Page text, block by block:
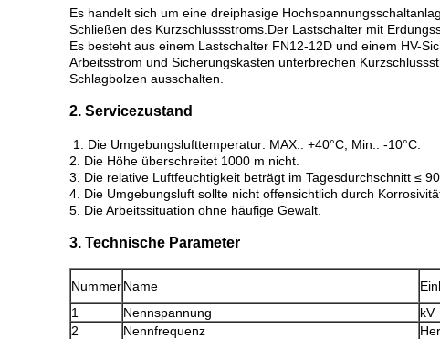
Es handelt sich um eine dreiphasige
Schließen des Kurzschlussstroms.Der Lastschalter mit
Es besteht aus einem Lastschalter FN12-12D und einem HV-
Arbeitsstrom und Sicherungskasten unterbrechen
Schlagbolzen ausschalten.
2. Servicezustand
1. Die Umgebungslufttemperatur: MAX.: +40°C, Min.: -10°C.
2. Die Höhe überschreitet 1000 m nicht.
3. Die relative Luftfeuchtigkeit beträgt im Tagesdurchschnitt ≤
4. Die Umgebungsluft sollte nicht offensichtlich durch
5. Die Arbeitssituation ohne häufige Gewalt.
3. Technische Parameter
NummerName
1
Nennspannung kV
2
Nennfrequenz